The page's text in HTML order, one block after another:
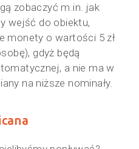
zobaczyć m.in. jak
wejść do obiektu,
monety o wartości 5 zł
gdyż będą
a nie ma w
na niższe nominały.